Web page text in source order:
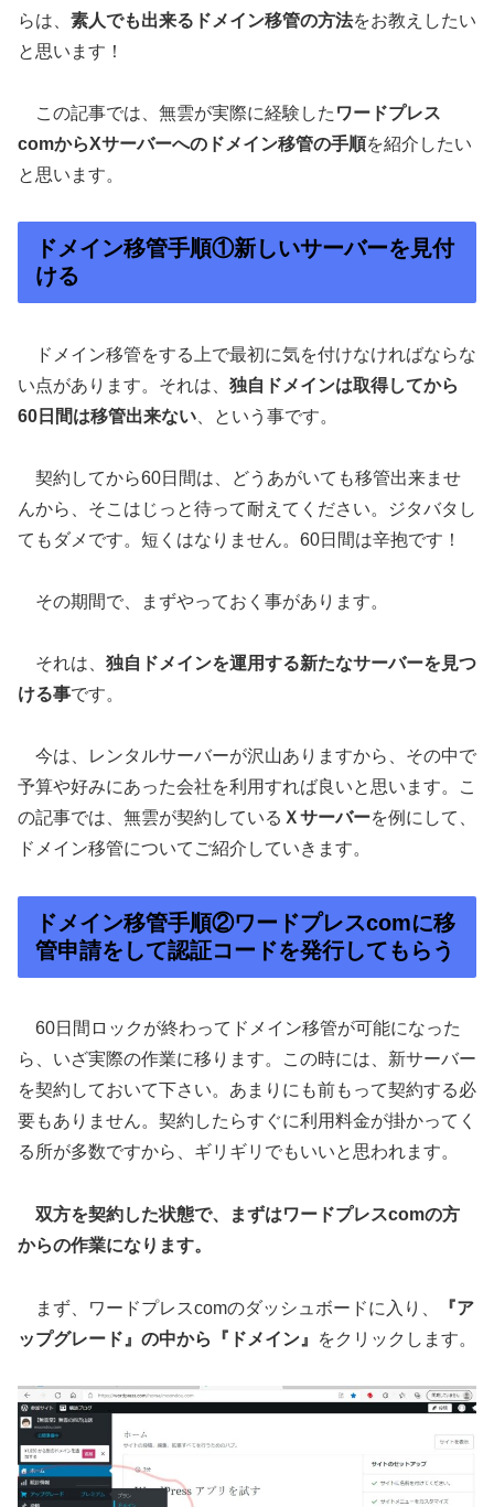
らは、 素人でも出来るドメイン移管の方法をお教えしたい
と思います！
この記事では、無雲が実際に経験した ワードプレス
comからXサーバーへのドメイン移管の手順を紹介したい
と思います。
ドメイン移管手順①新しいサーバーを見付
ける
ドメイン移管をする上で最初に気を付けなければならな
い点があります。それは、 独自ドメインは取得してから
60日間は移管出来ない 、という事です。
契約してから60日間は、どうあがいても移管出来ませ
んから、そこはじっと待って耐えてください。ジタバタし
てもダメです。短くはなりません。60日間は辛抱です！
その期間で、まずやっておく事があります。
それは、 独自ドメインを運用する新たなサーバーを見つ
ける事です。
今は、レンタルサーバーが沢山ありますから、その中で
予算や好みにあった会社を利用すれば良いと思います。こ
の記事では、無雲が契約している Ｘサーバーを例にして、
ドメイン移管についてご紹介していきます。
ドメイン移管手順②ワードプレスcomに移
管申請をして認証コードを発行してもらう
60日間ロックが終わってドメイン移管が可能になった
ら、いざ実際の作業に移ります。この時には、新サーバー
を契約しておいて下さい。あまりにも前もって契約する必
要もありません。契約したらすぐに利用料金が掛かってく
る所が多数ですから、ギリギリでもいいと思われます。
双方を契約した状態で、まずはワードプレスcomの方
からの作業になります。
まず、ワードプレスcomのダッシュボードに入り、
『ア
ップグレード』の中から『ドメイン』
をクリックします。